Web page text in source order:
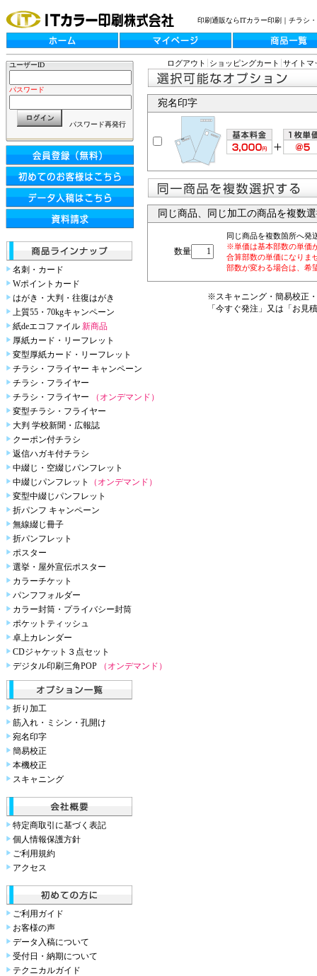
印刷通販ならITカラー印刷｜チラシ
ユーザーID
パスワード
パスワード再発行
名刺・カード
Wポイントカード
はがき・大判・往復はがき
上質55・70kgキャンペーン
紙deエコファイル 新商品
厚紙カード・リーフレット
変型厚紙カード・リーフレット
チラシ・フライヤー キャンペーン
チラシ・フライヤー
チラシ・フライヤー
（オンデマンド）
変型チラシ・フライヤー
大判 学校新聞・広報誌
クーポン付チラシ
返信ハガキ付チラシ
中綴じ・空綴じパンフレット
中綴じパンフレット
（オンデマンド）
変型中綴じパンフレット
折パンフ キャンペーン
無線綴じ冊子
折パンフレット
ポスター
選挙・屋外宣伝ポスター
カラーチケット
パンフフォルダー
カラー封筒・プライバシー封筒
ポケットティッシュ
卓上カレンダー
CDジャケット３点セット
デジタル印刷三角POP
（オンデマンド）
折り加工
筋入れ・ミシン・孔開け
宛名印字
簡易校正
本機校正
スキャニング
特定商取引に基づく表記
個人情報保護方針
ご利用規約
アクセス
ご利用ガイド
お客様の声
データ入稿について
受付日・納期について
テクニカルガイド
ログアウト ショッピングカート サイトマ
宛名印字
同じ商品、同じ加工の商品を複数
数量
同じ商品を複数箇所へ発
※単価は基本部数の単価
合算部数の単価になりま
部数が変わる場合は、希
※スキャニング・簡易校正
「今すぐ発注」又は「お見